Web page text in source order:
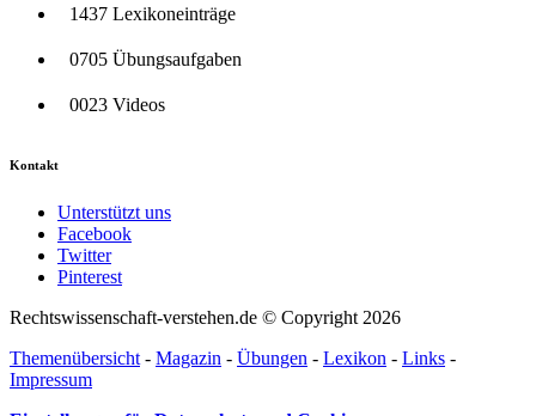
1437 Lexikoneinträge
0705 Übungsaufgaben
0023 Videos
Kontakt
Unterstützt uns
Facebook
Twitter
Pinterest
Rechtswissenschaft-verstehen.de © Copyright 2026
Themenübersicht - Magazin - Übungen - Lexikon - Links -
Impressum